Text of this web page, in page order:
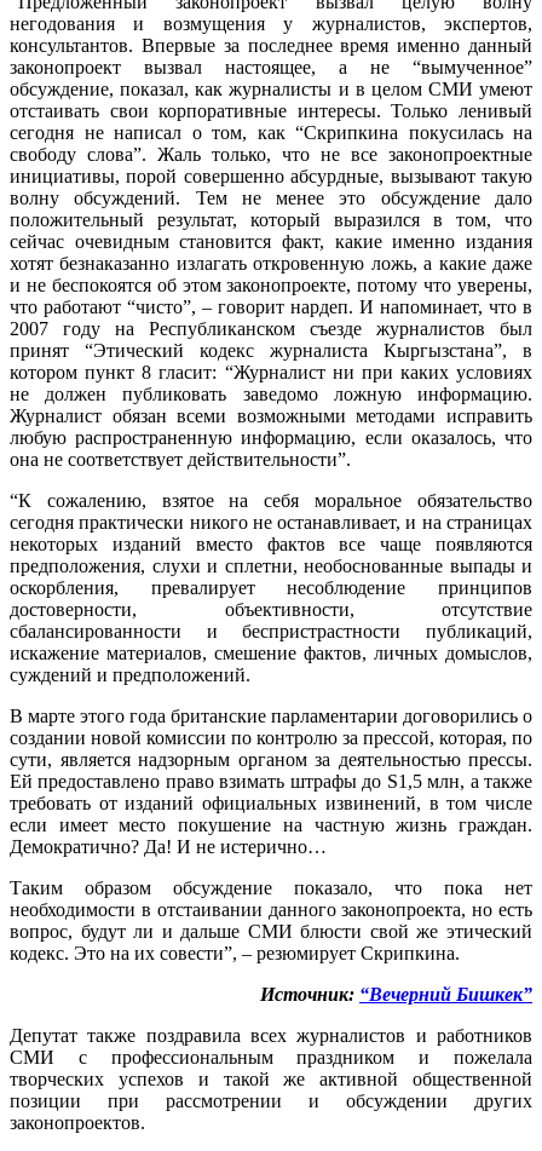
негодования и возмущения у журналистов, экспертов,
консультантов. Впервые за последнее время именно данный
законопроект вызвал настоящее, а не “вымученное”
обсуждение, показал, как журналисты и в целом СМИ умеют
отстаивать свои корпоративные интересы. Только ленивый
сегодня не написал о том, как “Скрипкина покусилась на
свободу слова”. Жаль только, что не все законопроектные
инициативы, порой совершенно абсурдные, вызывают такую
волну обсуждений. Тем не менее это обсуждение дало
положительный результат, который выразился в том, что
сейчас очевидным становится факт, какие именно издания
хотят безнаказанно излагать откровенную ложь, а какие даже
и не беспокоятся об этом законопроекте, потому что уверены,
что работают “чисто”, – говорит нардеп. И напоминает, что в
2007 году на Республиканском съезде журналистов был
принят “Этический кодекс журналиста Кыргызстана”, в
котором пункт 8 гласит: “Журналист ни при каких условиях
не должен публиковать заведомо ложную информацию.
Журналист обязан всеми возможными методами исправить
любую распространенную информацию, если оказалось, что
она не соответствует действительности”.
“К сожалению, взятое на себя моральное обязательство
сегодня практически никого не останавливает, и на страницах
некоторых изданий вместо фактов все чаще появляются
предположения, слухи и сплетни, необоснованные выпады и
оскорбления, превалирует несоблюдение принципов
достоверности, объективности, отсутствие
сбалансированности и беспристрастности публикаций,
искажение материалов, смешение фактов, личных домыслов,
суждений и предположений.
В марте этого года британские парламентарии договорились о
создании новой комиссии по контролю за прессой, которая, по
сути, является надзорным органом за деятельностью прессы.
Ей предоставлено право взимать штрафы до S1,5 млн, а также
требовать от изданий официальных извинений, в том числе
если имеет место покушение на частную жизнь граждан.
Демократично? Да! И не истерично…
Таким образом обсуждение показало, что пока нет
необходимости в отстаивании данного законопроекта, но есть
вопрос, будут ли и дальше СМИ блюсти свой же этический
кодекс. Это на их совести”, – резюмирует Скрипкина.
Источник: “Вечерний Бишкек”
Депутат также поздравила всех журналистов и работников
СМИ с профессиональным праздником и пожелала
творческих успехов и такой же активной общественной
позиции при рассмотрении и обсуждении других
законопроектов.